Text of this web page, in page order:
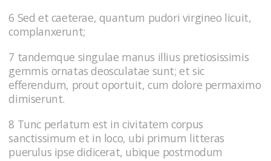
6 Sed et caeterae, quantum pudori virgineo licuit,
complanxerunt;
7 tandemque singulae manus illius pretiosissimis
gemmis ornatas deosculatae sunt; et sic
efferendum, prout oportuit, cum dolore permaximo
dimiserunt.
8 Tunc perlatum est in civitatem corpus
sanctissimum et in loco, ubi primum litteras
puerulus ipse didicerat, ubique postmodum